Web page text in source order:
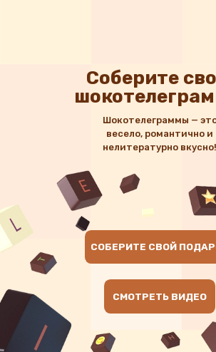
Соберите
Шокотелеграммы —
весело, романтично и
нелитературно вкусно!
CОБЕРИТЕ СВОЙ
СМОТРЕТЬ ВИДЕО